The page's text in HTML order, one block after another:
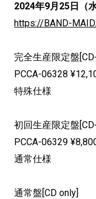
2024年9月25日（
https://BAND-
完全生産限定盤
PCCA-06328
特殊仕様
初回生産限定盤
PCCA-06329
通常仕様
通常盤[CD only]